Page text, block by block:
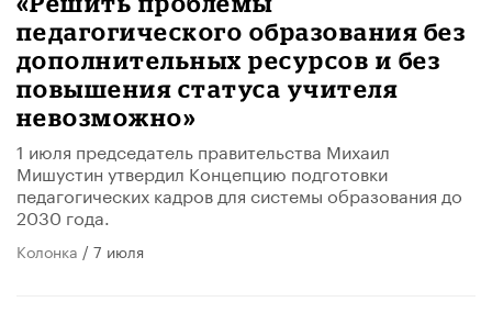
педагогического образования без
дополнительных ресурсов и без
повышения статуса учителя
невозможно»
1 июля председатель правительства Михаил
Мишустин утвердил Концепцию подготовки
педагогических кадров для системы образования до
2030 года.
Колонка / 7 июля